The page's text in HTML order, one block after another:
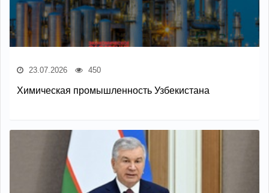
23.07.2026 450
Химическая промышленность Узбекистана